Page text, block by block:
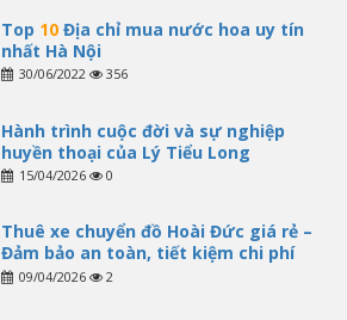
Top 10Địa chỉ mua nước hoa uy tín
nhất Hà Nội
30/06/2022 356
Hành trình cuộc đời và sự nghiệp
huyền thoại của Lý Tiểu Long
15/04/2026 0
Thuê xe chuyển đồ Hoài Đức giá rẻ –
Đảm bảo an toàn, tiết kiệm chi phí
09/04/2026 2